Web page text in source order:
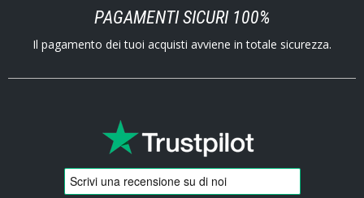
PAGAMENTI SICURI 100%
Il pagamento dei tuoi acquisti avviene in totale sicurezza.